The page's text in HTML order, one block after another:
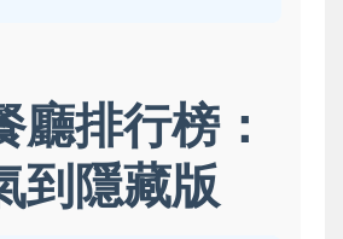
廳排行榜：
到隱藏版